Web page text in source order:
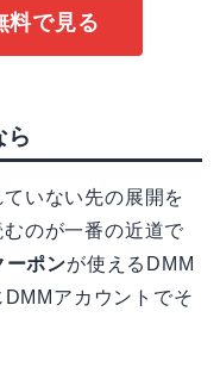
料で見る
ら
いない先の展開を
のが一番の近道で
ーポンが使えるDMM
アカウントでそ